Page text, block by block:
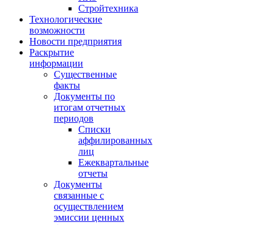
Стройтехника
Технологические
возможности
Новости предприятия
Раскрытие
информации
Существенные
факты
Документы по
итогам отчетных
периодов
Списки
аффилированных
лиц
Ежеквартальные
отчеты
Документы
связанные с
осуществлением
эмиссии ценных